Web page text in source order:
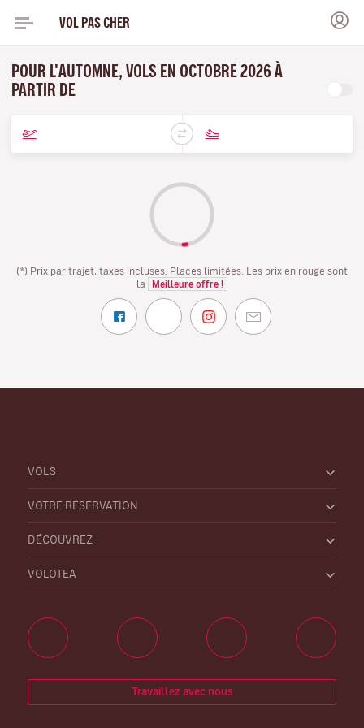
VOL PAS CHER
POUR L'AUTOMNE, VOLS EN OCTOBRE 2026 À
PARTIR DE
(*) Prix par trajet, taxes incluses. Places limitées. Les prix en rouge sont
la
Meilleure offre !
VOLS
VOTRE RÉSERVATION
DÉCOUVREZ
VOLOTEA
Travaillez avec nous